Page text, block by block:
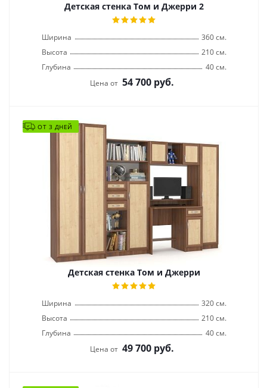
Детская стенка Том и Джерри 2
Ширина
360 см.
Высота
210 см.
Глубина
40 см.
Цена от 54 700 руб.
ОТ 3 ДНЕЙ
Детская стенка Том и Джерри
Ширина
320 см.
Высота
210 см.
Глубина
40 см.
Цена от 49 700 руб.